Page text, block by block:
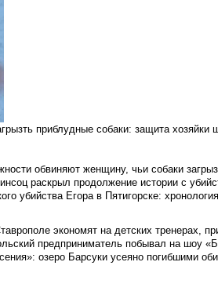
приблудные собаки: защита
обвиняют женщину, чьи собаки
раскрыл продолжение истории с
убийства Егора в Пятигорске:
экономят на детских тренерах,
предприниматель побывал на шоу
озеро Барсуки усеяно погибшими